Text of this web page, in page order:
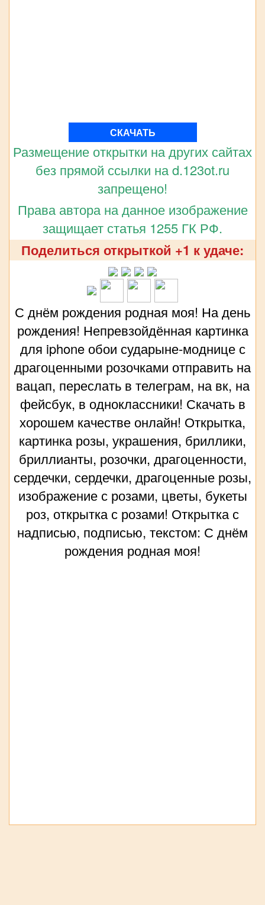
СКАЧАТЬ
Размещение открытки на других сайтах
без прямой ссылки на d.123ot.ru
запрещено!
Права автора на данное изображение
защищает статья 1255 ГК РФ.
Поделиться открыткой +1 к удаче:
С днём рождения родная моя! На день
рождения! Непревзойдённая картинка
для iphone обои сударыне-моднице с
драгоценными розочками отправить на
вацап, переслать в телеграм, на вк, на
фейсбук, в одноклассники! Скачать в
хорошем качестве онлайн! Открытка,
картинка розы, украшения, бриллики,
бриллианты, розочки, драгоценности,
сердечки, сердечки, драгоценные розы,
изображение с розами, цветы, букеты
роз, открытка с розами! Открытка с
надписью, подписью, текстом: С днём
рождения родная моя!